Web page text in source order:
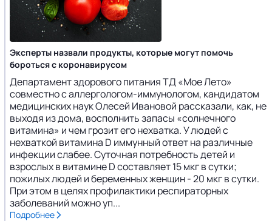
Эксперты назвали продукты, которые могут помочь
бороться с коронавирусом
Департамент здорового питания ТД «Мое Лето»
совместно с аллергологом-иммунологом, кандидатом
медицинских наук Олесей Ивановой рассказали, как, не
выходя из дома, восполнить запасы «солнечного
витамина» и чем грозит его нехватка. У людей с
нехваткой витамина D иммунный ответ на различные
инфекции слабее. Суточная потребность детей и
взрослых в витамине D составляет 15 мкг в сутки;
пожилых людей и беременных женщин - 20 мкг в сутки.
При этом в целях профилактики респираторных
заболеваний можно уп...
Подробнее